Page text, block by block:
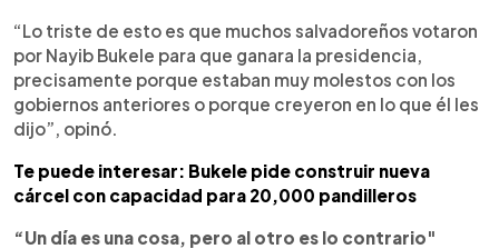
“Lo triste de esto es que muchos salvadoreños votaron
por Nayib Bukele para que ganara la presidencia,
precisamente porque estaban muy molestos con los
gobiernos anteriores o porque creyeron en lo que él les
dijo”, opinó.
Te puede interesar: Bukele pide construir nueva
cárcel con capacidad para 20,000 pandilleros
“Un día es una cosa, pero al otro es lo contrario"